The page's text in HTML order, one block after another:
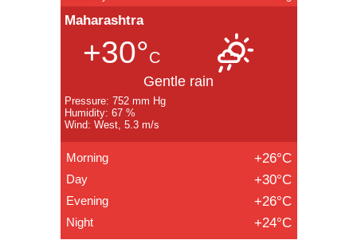
Maharashtra
+30°C
Gentle rain
Pressure: 752 mm Hg
Humidity: 67 %
Wind: West, 5.3 m/s
Morning +26°C
Day +30°C
Evening +26°C
Night +24°C